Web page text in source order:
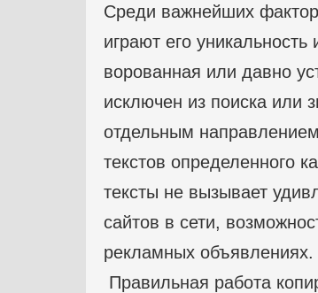
Среди важнейших
играют его
ворованная или давно
исключен из поиска или
отдельным
текстов определенного
тексты не вызывает
сайтов в сети,
рекламных объявлениях.
Правильная работа